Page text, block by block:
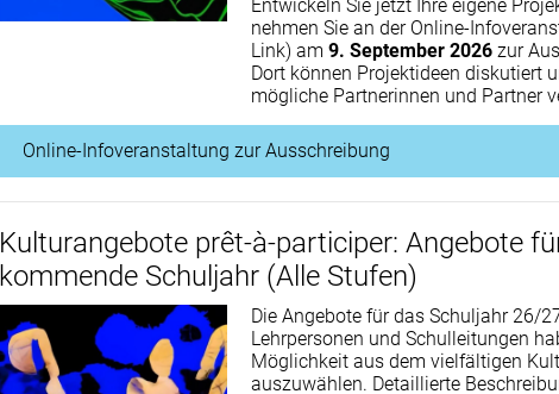
Entwickeln Sie jetzt Ihre eigene
nehmen Sie an der Online-
Link) am 9. September 2026 zur
Dort können Projektideen diskutiert
mögliche Partnerinnen und Partner
Online-Infoveranstaltung zur Ausschreibung
Kulturangebote prêt-à-participer: Angebote
kommende Schuljahr (Alle Stufen)
Die Angebote für das Schuljahr 26/
Lehrpersonen und Schulleitungen
Möglichkeit aus dem vielfältigen
auszuwählen. Detaillierte